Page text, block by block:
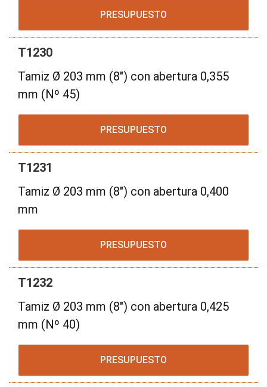
PRESUPUESTO
T1230
Tamiz Ø 203 mm (8") con abertura 0,355
mm (Nº 45)
PRESUPUESTO
T1231
Tamiz Ø 203 mm (8") con abertura 0,400
mm
PRESUPUESTO
T1232
Tamiz Ø 203 mm (8") con abertura 0,425
mm (Nº 40)
PRESUPUESTO